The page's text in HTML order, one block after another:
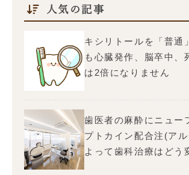
人気の記事
キシリトールを「普通
も心臓発作、脳卒中、
は2倍になりません
歯医者の麻酔にニュー
プトカイン配合注(ア
よって歯科治療はどう